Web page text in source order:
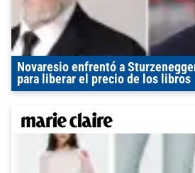
Novaresio enfrentó a
para liberar el precio de los libros